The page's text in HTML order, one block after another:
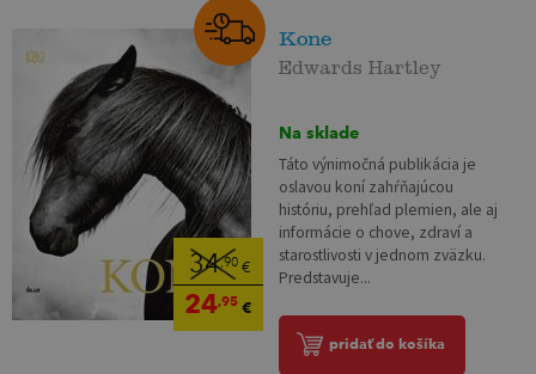
34,90€
24,95€
Kone
Edwards Hartley
Na sklade
Táto výnimočná publikácia je
oslavou koní zahŕňajúcou
históriu, prehľad plemien, ale aj
informácie o chove, zdraví a
starostlivosti v jednom zväzku.
Predstavuje...
pridať do košíka